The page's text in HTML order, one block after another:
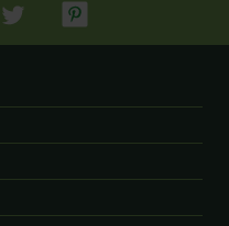
Facebook
op Instagram
op Twitter
Tuincentrum.nl op